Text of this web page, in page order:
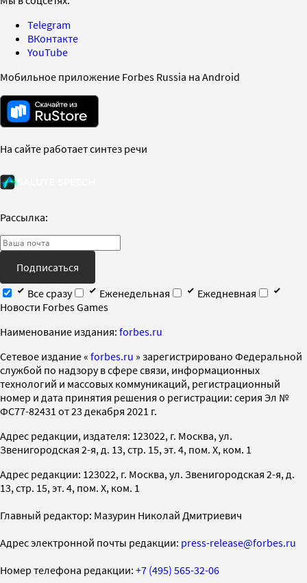
Telegram
ВКонтакте
YouTube
Мобильное приложение Forbes Russia на Android
На сайте работает синтез речи
Рассылка:
Подписаться
Все сразу
Еженедельная
Ежедневная
Новости Forbes Games
Наименование издания: forbes.ru
Cетевое издание « forbes.ru » зарегистрировано Федеральной
службой по надзору в сфере связи, информационных
технологий и массовых коммуникаций, регистрационный
номер и дата принятия решения о регистрации: серия Эл №
ФС77-82431 от 23 декабря 2021 г.
Адрес редакции, издателя: 123022, г. Москва, ул.
Звенигородская 2-я, д. 13, стр. 15, эт. 4, пом. X, ком. 1
Адрес редакции: 123022, г. Москва, ул. Звенигородская 2-я, д.
13, стр. 15, эт. 4, пом. X, ком. 1
Главный редактор: Мазурин Николай Дмитриевич
Адрес электронной почты редакции: press-release@forbes.ru
Номер телефона редакции: +7 (495) 565-32-06